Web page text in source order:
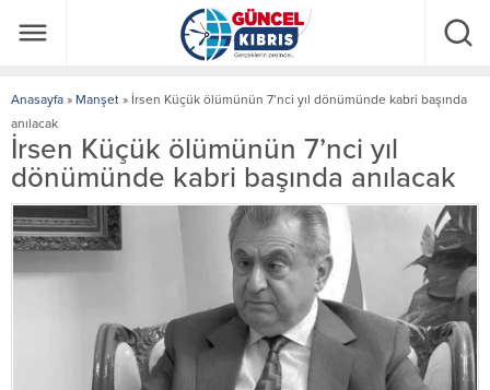
Anasayfa » Manşet » İrsen Küçük ölümünün 7’nci yıl dönümünde kabri başında
anılacak
İrsen Küçük ölümünün 7’nci yıl
dönümünde kabri başında anılacak